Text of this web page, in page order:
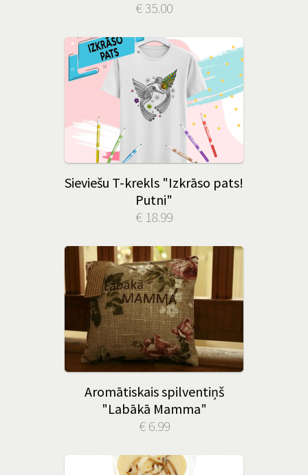
€ 35.00
Sieviešu T-krekls "Izkrāso pats!
Putni"
€ 18.99
Aromātiskais spilventiņš
"Labākā Mamma"
€ 6.99